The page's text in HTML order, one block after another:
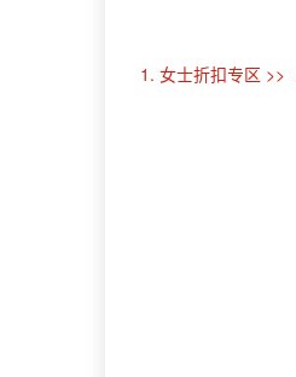
1. 女士折扣专区 >>